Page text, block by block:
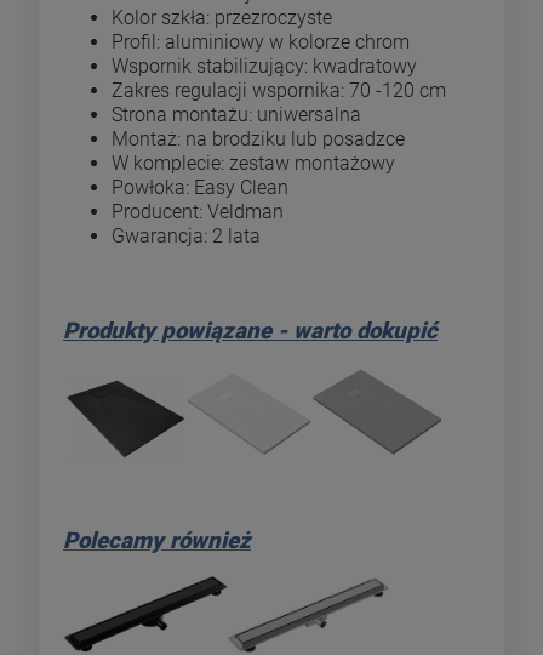
Kolor szkła: przezroczyste
Profil: aluminiowy w kolorze chrom
Wspornik stabilizujący: kwadratowy
Zakres regulacji wspornika: 70 -120 cm
Strona montażu: uniwersalna
Montaż: na brodziku lub posadzce
W komplecie: zestaw montażowy
Powłoka: Easy Clean
Producent: Veldman
Gwarancja: 2 lata
Produkty powiązane - warto dokupić
Polecamy również